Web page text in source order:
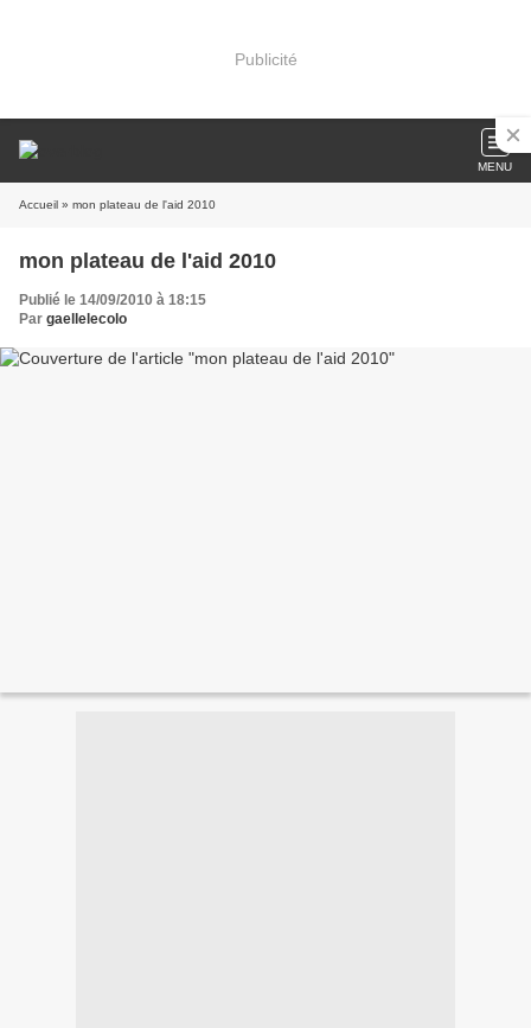
Publicité
MENU
Accueil » mon plateau de l'aid 2010
mon plateau de l'aid 2010
Publié le 14/09/2010 à 18:15
Par gaellelecolo